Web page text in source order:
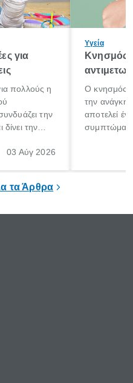
για
πολλούς η
την
την
μέρες
03 Αύγ 2026
Υγεία
Κνησμός:
Ο κνησμός
την ανάγκη
αποτελεί
τα Άρθρα